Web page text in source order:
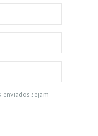
enviados sejam